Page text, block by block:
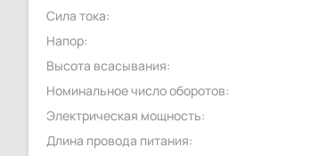
Сила тока:
Напор:
Высота всасывания:
Номинальное число оборотов:
Электрическая мощность:
Длина провода питания: